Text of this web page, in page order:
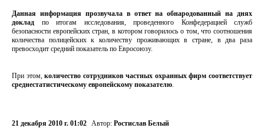
Данная информация прозвучала в ответ на обнародованный на днях
доклад по итогам исследования, проведенного Конфедерацией служб
безопасности европейских стран, в котором говорилось о том, что соотношения
количества полицейских к количеству проживающих в стране, в два раза
превосходит средний показатель по Евросоюзу.
При этом,количество сотрудников частных охранных фирм соответствует
среднестатистическому европейскому показателю.
21 декабря 2010 г. 01:02 Автор: Ростислав Белый